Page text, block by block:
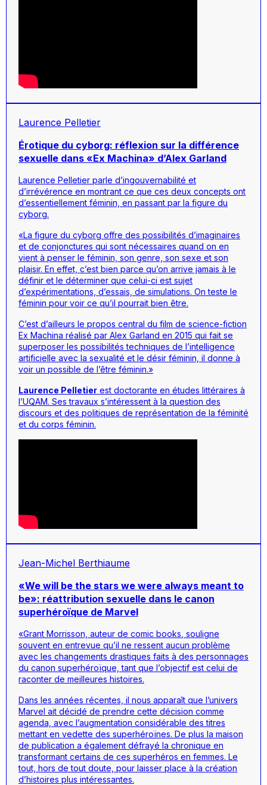
Laurence Pelletier
Érotique du cyborg: réflexion sur la différence
sexuelle dans «Ex Machina» d’Alex Garland
Laurence Pelletier parle d’ingouvernabilité et
d’irrévérence en montrant ce que ces deux concepts ont
d’essentiellement féminin, en passant par la figure du
cyborg.
«La figure du cyborg offre des possibilités d’imaginaires
et de conjonctures qui sont nécessaires quand on en
vient à penser le féminin, son genre, son sexe et son
plaisir. En effet, c’est bien parce qu’on arrive jamais à le
définir et le déterminer que celui-ci est sujet
d’expérimentations, d’essais, de simulations. On teste le
féminin pour voir ce qu’il pourrait bien être.
C’est d’ailleurs le propos central du film de science-fiction
Ex Machina réalisé par Alex Garland en 2015 qui fait se
superposer les possibilités techniques de l’intelligence
artificielle avec la sexualité et le désir féminin, il donne à
voir un possible de l’être féminin.»
Laurence Pelletier est doctorante en études littéraires à
l’UQAM. Ses travaux s’intéressent à la question des
discours et des politiques de représentation de la féminité
et du corps féminin.
Jean-Michel Berthiaume
«We will be the stars we were always meant to
be»: réattribution sexuelle dans le canon
superhéroïque de Marvel
«Grant Morrisson, auteur de comic books , souligne
souvent en entrevue qu’il ne ressent aucun problème
avec les changements drastiques faits à des personnages
du canon superhéroïque, tant que l’objectif est celui de
raconter de meilleures histoires.
Dans les années récentes, il nous apparaît que l’univers
Marvel ait décidé de prendre cette décision comme
agenda, avec l’augmentation considérable des titres
mettant en vedette des superhéroïnes. De plus la maison
de publication a également défrayé la chronique en
transformant certains de ces superhéros en femmes. Le
tout, hors de tout doute, pour laisser place à la création
d’histoires plus intéressantes.